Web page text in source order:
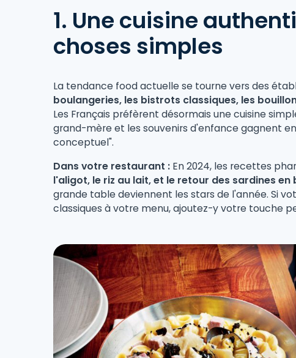
1. Une cuisine
choses simples
La tendance food actuelle se tourne vers des
boulangeries, les bistrots classiques, les
Les Français préfèrent désormais une cuisine
grand-mère et les souvenirs d'enfance gagnent
conceptuel".
Dans votre restaurant : En 2024, les recettes
l'aligot, le riz au lait, et le retour des sardines
grande table deviennent les stars de l'année. Si
classiques à votre menu, ajoutez-y votre touche